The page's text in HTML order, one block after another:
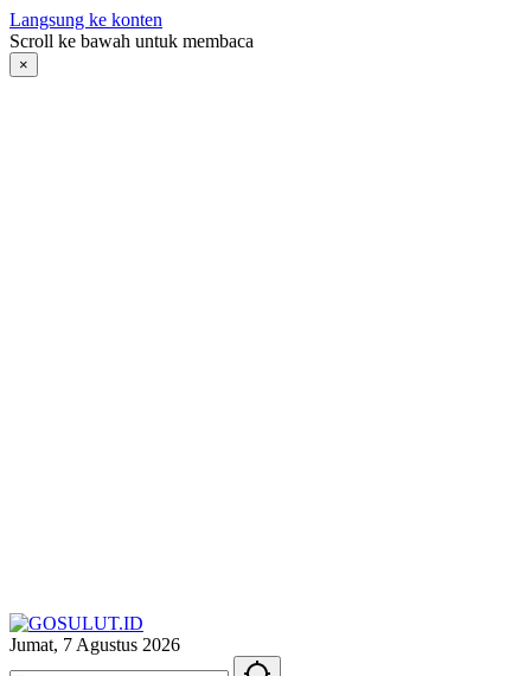
Langsung ke konten
Scroll ke bawah untuk membaca
×
Jumat, 7 Agustus 2026